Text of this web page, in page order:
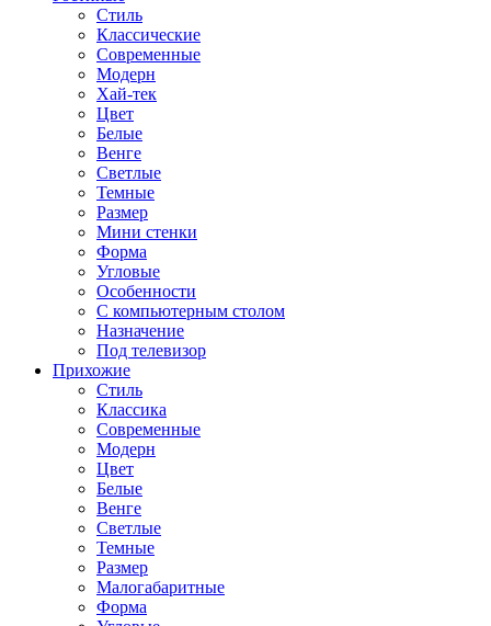
Стиль
Классические
Современные
Модерн
Хай-тек
Цвет
Белые
Венге
Светлые
Темные
Размер
Мини стенки
Форма
Угловые
Особенности
С компьютерным столом
Назначение
Под телевизор
Прихожие
Стиль
Классика
Современные
Модерн
Цвет
Белые
Венге
Светлые
Темные
Размер
Малогабаритные
Форма